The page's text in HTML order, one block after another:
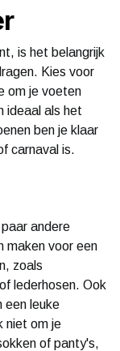
is het belangrijk
Kies voor
om je voeten
ideaal als het
ben je klaar
carnaval is.
andere
maken voor een
zoals
lederhosen. Ook
een leuke
niet om je
of panty's,